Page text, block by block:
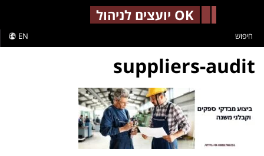
OK יועצים לניהול
EN חיפוש
suppliers-audit